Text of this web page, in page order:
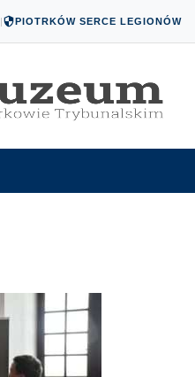
| PIOTRKÓW SERCE LEGIONÓW